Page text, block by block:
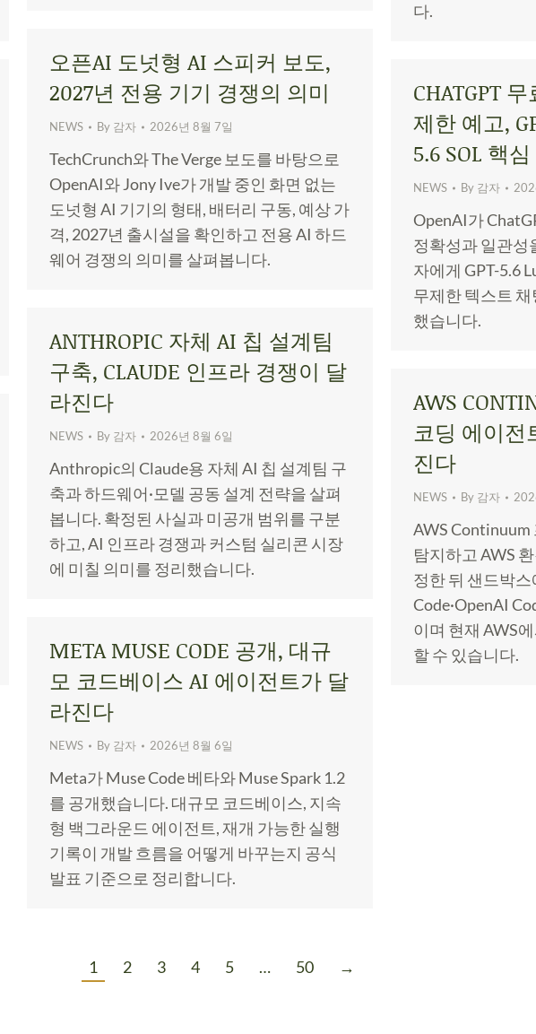
다.
오픈AI 도넛형 AI 스피커 보도,
2027년 전용 기기 경쟁의 의미
NEWS By 감자 2026년 8월 7일
TechCrunch와 The Verge 보도를 바탕으로
OpenAI와 Jony Ive가 개발 중인 화면 없는
도넛형 AI 기기의 형태, 배터리 구동, 예상 가
격, 2027년 출시설을 확인하고 전용 AI 하드
웨어 경쟁의 의미를 살펴봅니다.
CHATGPT
제한 예고,
5.6 SOL 핵심
NEWS By 감자
OpenAI가
정확성과 일관성
자에게 GPT-5.6
무제한 텍스트 채
했습니다.
ANTHROPIC 자체 AI 칩 설계팀
구축, CLAUDE 인프라 경쟁이 달
라진다
NEWS By 감자 2026년 8월 6일
Anthropic의 Claude용 자체 AI 칩 설계팀 구
축과 하드웨어·모델 공동 설계 전략을 살펴
봅니다. 확정된 사실과 미공개 범위를 구분
하고, AI 인프라 경쟁과 커스텀 실리콘 시장
에 미칠 의미를 정리했습니다.
AWS
코딩 에이전
진다
NEWS By 감자
AWS Continuum
탐지하고 AWS
정한 뒤 샌드박
Code·OpenAI
이며 현재 AWS
할 수 있습니다.
META MUSE CODE 공개, 대규
모 코드베이스 AI 에이전트가 달
라진다
NEWS By 감자 2026년 8월 6일
Meta가 Muse Code 베타와 Muse Spark 1.2
를 공개했습니다. 대규모 코드베이스, 지속
형 백그라운드 에이전트, 재개 가능한 실행
기록이 개발 흐름을 어떻게 바꾸는지 공식
발표 기준으로 정리합니다.
1 2 3 4 5 … 50 →